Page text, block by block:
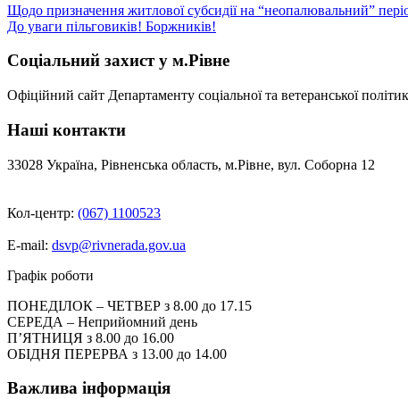
Навігація
записів
Щодо призначення житлової субсидії на “неопалювальний”
До уваги пільговиків! Боржників!
Соціальний захист у м.Рівне
Офіційний сайт Департаменту соціальної та ветеранської
Наші контакти
33028 Україна, Рівненська область, м.Рівне, вул. Соборна 12
Кол-центр: (067) 1100523
E-mail: dsvp@rivnerada.gov.ua
Графік роботи
ПОНЕДІЛОК – ЧЕТВЕР з 8.00 до 17.15
СЕРЕДА – Неприйомний день
П’ЯТНИЦЯ з 8.00 до 16.00
ОБІДНЯ ПЕРЕРВА з 13.00 до 14.00
Важлива інформація